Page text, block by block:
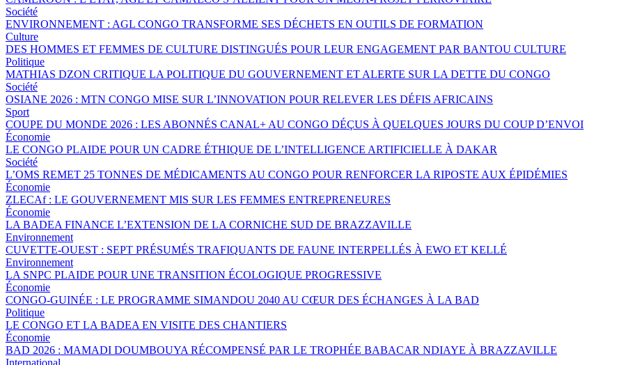
Société
ENVIRONNEMENT : AGL CONGO TRANSFORME SES DÉCHETS EN OUTILS DE FORMATION
Culture
DES HOMMES ET FEMMES DE CULTURE DISTINGUÉS POUR LEUR ENGAGEMENT PAR BANTOU CULTURE
Politique
MATHIAS DZON CRITIQUE LA POLITIQUE DU GOUVERNEMENT ET ALERTE SUR LA DETTE DU CONGO
Société
OSIANE 2026 : MTN CONGO MISE SUR L’INNOVATION POUR RELEVER LES DÉFIS AFRICAINS
Sport
COUPE DU MONDE 2026 : LES ABONNÉS CANAL+ AU CONGO DÉÇUS À QUELQUES JOURS DU COUP D’ENVOI
Économie
LE CONGO PLAIDE POUR UN CADRE ÉTHIQUE DE L’INTELLIGENCE ARTIFICIELLE À DAKAR
Société
L’OMS REMET 25 TONNES DE MÉDICAMENTS AU CONGO POUR RENFORCER LA RIPOSTE AUX ÉPIDÉMIES
Économie
ZLECAf : LE GOUVERNEMENT MIS SUR LES FEMMES ENTREPRENEURES
Économie
LA BADEA FINANCE L’EXTENSION DE LA CORNICHE SUD DE BRAZZAVILLE
Environnement
CUVETTE-OUEST : SEPT PRÉSUMÉS TRAFIQUANTS DE FAUNE INTERPELLÉS À EWO ET KELLÉ
Environnement
LA SNPC PLAIDE POUR UNE TRANSITION ÉCOLOGIQUE PROGRESSIVE
Économie
CONGO-GUINÉE : LE PROGRAMME SIMANDOU 2040 AU CŒUR DES ÉCHANGES À LA BAD
Politique
LE CONGO ET LA BADEA EN VISITE DES CHANTIERS
Économie
BAD 2026 : MAMADI DOUMBOUYA RÉCOMPENSÉ PAR LE TROPHÉE BABACAR NDIAYE À BRAZZAVILLE
International